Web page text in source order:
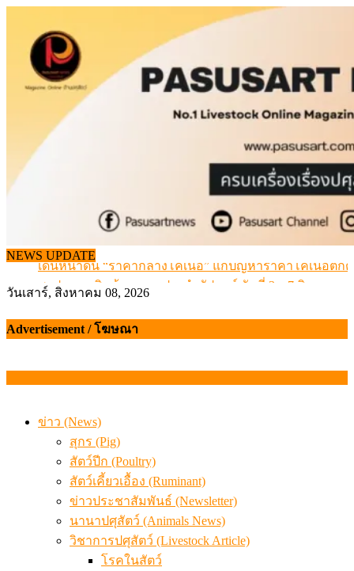
content
NEWS UPDATE
เดินหน้าดัน “ราคากลางโคเนื้อ” แก้ปัญหาราคาโคเนื้อตก
สรุปภาวะ สินค้าเกษตรประจำสัปดาห์ วันที่ 3 – 7 สิงหาคม
สุดอั้น! ไข่ไก่หน้าฟาร์มปรับขึ้นอีก 6 บาท/แผง เริ่ม 7 ส.ค.69
สรุปภาวะ สินค้าเกษตรประจำสัปดาห์ วันที่ 3 – 7 สิงหาคม
วันเสาร์, สิงหาคม 08, 2026
Advertisement / โฆษณา
ข่าว (News)
สุกร (Pig)
สัตว์ปีก (Poultry)
สัตว์เคี้ยวเอื้อง (Ruminant)
ข่าวประชาสัมพันธ์ (Newsletter)
นานาปศุสัตว์ (Animals News)
วิชาการปศุสัตว์ (Livestock Article)
โรคในสัตว์